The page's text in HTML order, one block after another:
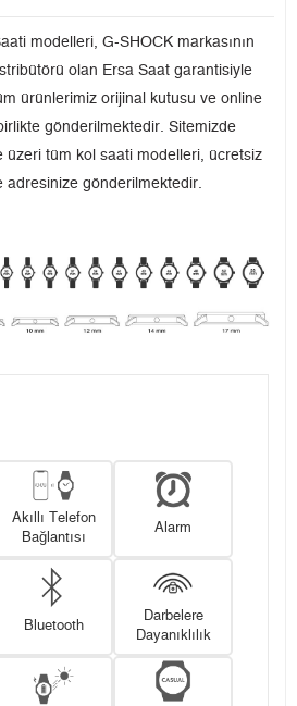
modelleri, G-SHOCK markasının
olan Ersa Saat garantisiyle
ürünlerimiz orijinal kutusu ve online
gönderilmektedir. Sitemizde
üzeri tüm kol saati modelleri, ücretsiz
adresinize gönderilmektedir.
Akıllı Telefon
Bağlantısı
Alarm
Bluetooth
Darbelere
Dayanıklılık